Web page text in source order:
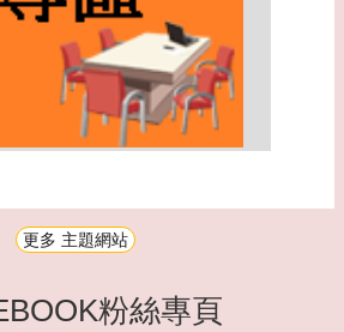
更多 主題網站
粉絲專頁